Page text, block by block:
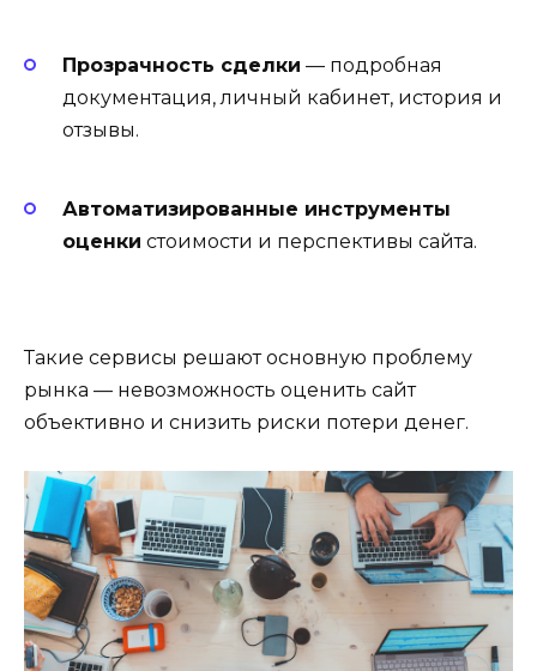
Прозрачность сделки — подробная
документация, личный кабинет, история и
отзывы.
Автоматизированные инструменты
оценки стоимости и перспективы сайта.
Такие сервисы решают основную проблему
рынка — невозможность оценить сайт
объективно и снизить риски потери денег.